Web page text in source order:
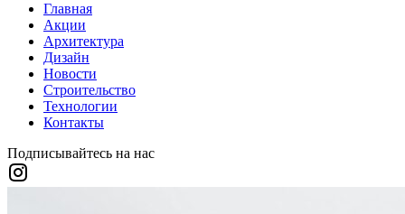
Главная
Акции
Архитектура
Дизайн
Новости
Строительство
Технологии
Контакты
Подписывайтесь на нас